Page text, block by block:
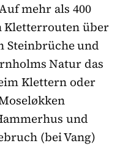
mehr als 400
über
Steinbrüche und
Natur das
Klettern oder
und
(bei Vang)